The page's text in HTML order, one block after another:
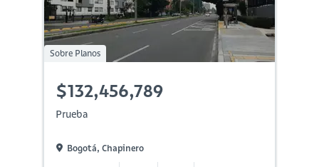
Sobre Planos
$132,456,789
Prueba
Bogotá, Chapinero